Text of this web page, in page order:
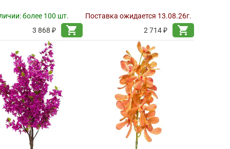
более 100 шт.
3 868 ₽
shopping_cart
Поставка ожидается 13.08.26г.
2 714 ₽
shopping_cart